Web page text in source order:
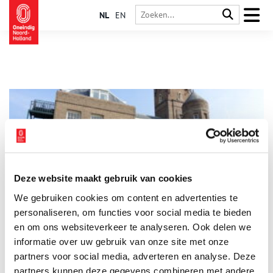
Deze website maakt gebruik van cookies
We gebruiken cookies om content en advertenties te
personaliseren, om functies voor social media te bieden
en om ons websiteverkeer te analyseren. Ook delen we
informatie over uw gebruik van onze site met onze
partners voor social media, adverteren en analyse. Deze
partners kunnen deze gegevens combineren met andere
NL EN
Ten noorden van de Zeeweg in Bergen aan Zee ligt een hoge
duintop, waarschijnlijk opgestoven na de strijd die in 1799
woedde tussen de Russen en de Fransen. Hier kocht de
Baarnse tabakshandelaar August Janssen in 1916 een groot,
vrijwel kaal duingebied van de familie Van Reenen om zijn
plannen voor een buitenhuis te verwezenlijken. Kosten noch
moeite zijn gespaard bij de bouw van deze door de